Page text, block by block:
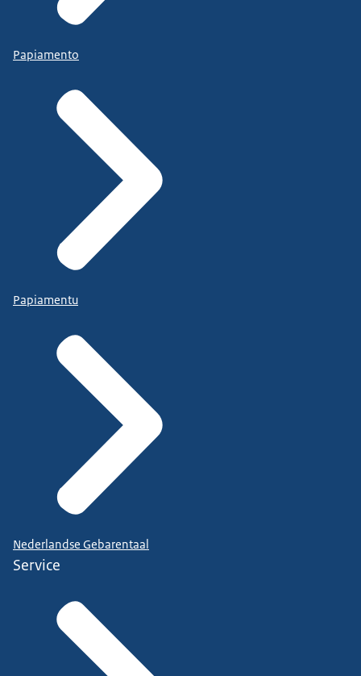
Papiamento
Papiamentu
Nederlandse Gebarentaal
Service